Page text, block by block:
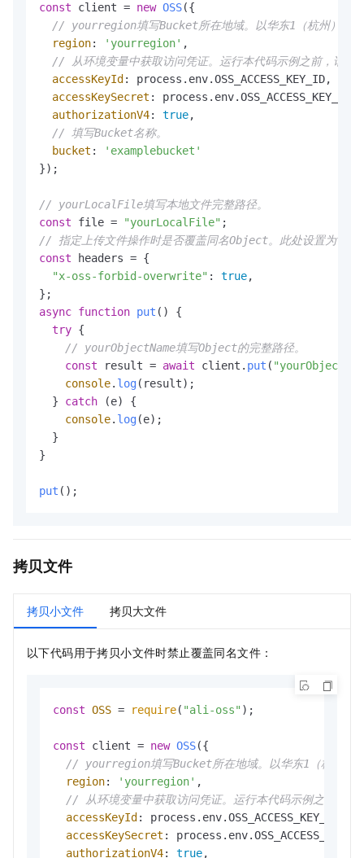
const client = new OSS({
// yourregion填写Bucket所在地域。以华东1（杭州）为
region: 'yourregion' ,
// 从环境变量中获取访问凭证。运行本代码示例之前，请确保
accessKeyId : process. env.OSS_ACCESS_KEY_ID,
accessKeySecret : process. env.
authorizationV4: true,
// 填写Bucket名称。
bucket :
'examplebucket'
});
// yourLocalFile填写本地文件完整路径。
const file = "yourLocalFile"
// 指定上传文件操作时是否覆盖同名Object。此处设置为
const headers = {
"x-oss-forbid-overwrite" : true,
async function put ( ) {
try {
// yourObjectName填写Object的完整路径。
const result = await client. put (
console. log(result);
  }
catch (e) {
console. log(e);
  }
}
put ();
拷贝文件
拷贝小文件 拷贝大文件
以下代码用于拷贝小文件时禁止覆盖同名文件：
const OSS = require( "ali-oss" );
const client = new OSS({
// yourregion填写Bucket所在地域。以华东1（杭州）
region: 'yourregion' ,
// 从环境变量中获取访问凭证。运行本代码示例之前，请确
accessKeyId : process. env.OSS_ACCESS_KEY_ID
accessKeySecret : process. env.
authorizationV4: true,